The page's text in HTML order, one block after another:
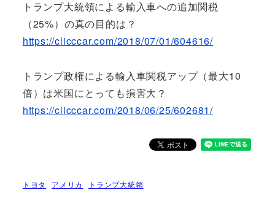
トランプ大統領による輸入車への追加関税
（25%）の真の目的は？
https://clicccar.com/2018/07/01/604616/
トランプ政権による輸入車関税アップ（最大10
倍）は米国にとっても損害大？
https://clicccar.com/2018/06/25/602681/
トヨタ アメリカ トランプ大統領